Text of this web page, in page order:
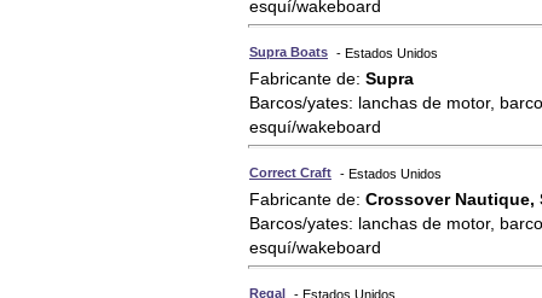
esquí/wakeboard
Supra Boats - Estados Unidos
Fabricante de: Supra
Barcos/yates: lanchas de motor,
esquí/wakeboard
Correct Craft - Estados Unidos
Fabricante de: Crossover Nautique,
Barcos/yates: lanchas de motor,
esquí/wakeboard
Regal - Estados Unidos